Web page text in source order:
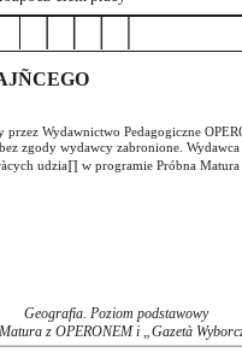
przez Wydawnictwo Pedagogiczne
zgody wydawcy zabronione. Wydawca
udzia∏ w programie Próbna Matura
Geografia. Poziom podstawowy
z OPERONEM i „Gazetà